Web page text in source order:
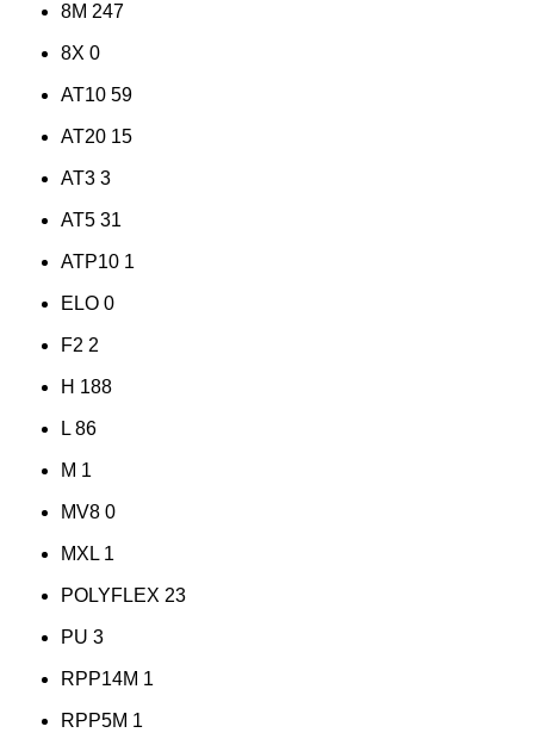
8M 247
8X 0
AT10 59
AT20 15
AT3 3
AT5 31
ATP10 1
ELO 0
F2 2
H 188
L 86
M 1
MV8 0
MXL 1
POLYFLEX 23
PU 3
RPP14M 1
RPP5M 1